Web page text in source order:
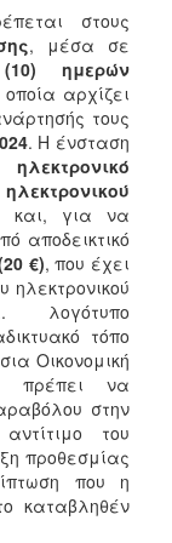
στους
, μέσα σε
ημερών
αρχίζει
τους
. Η ένσταση
και, για να
αποδεικτικό
€), που έχει
λογότυπο
τόπο
Οικονομική
πρέπει να
στην
του
προθεσμίας
που η
καταβληθέν